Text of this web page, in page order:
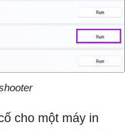
cho một máy in